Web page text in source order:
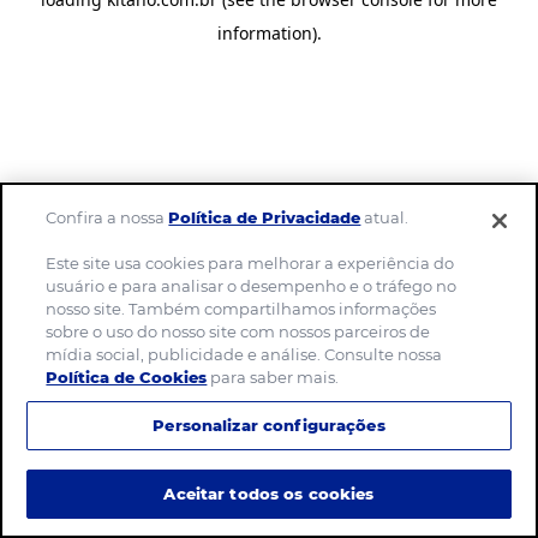
information).
Confira a nossaPolítica de Privacidadeatual.
Este site usa cookies para melhorar a experiência do
usuário e para analisar o desempenho e o tráfego no
nosso site. Também compartilhamos informações
sobre o uso do nosso site com nossos parceiros de
mídia social, publicidade e análise. Consulte nossa
Política de Cookies para saber mais.
Personalizar configurações
Aceitar todos os cookies